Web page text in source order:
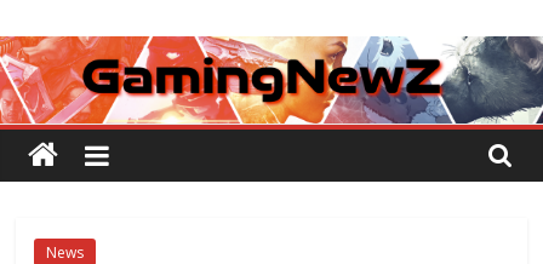
au
contenu
GamingNewZ
Tests
et
Actu
des
vidéo
News